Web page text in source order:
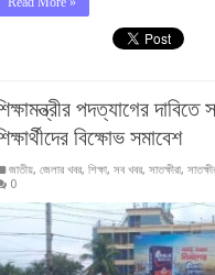
পদত্যাগের দাবিতে
বিক্ষোভ সমাবেশ
জাতীয়, জেলার খবর, শিক্ষা, সব খবর, সাতক্ষীরা,
0